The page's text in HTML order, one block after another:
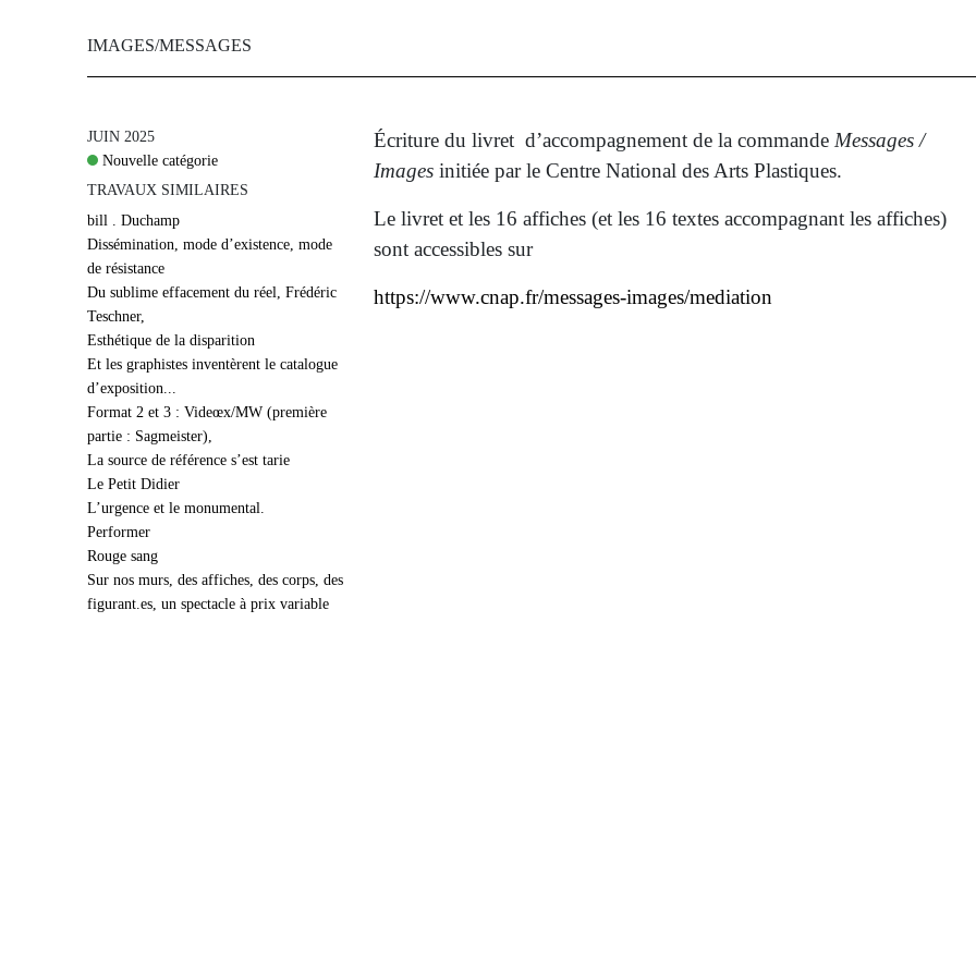
IMAGES/MESSAGES
JUIN 2025
Nouvelle catégorie
TRAVAUX SIMILAIRES
bill . Duchamp
Dissémination, mode d’existence, mode
de résistance
Du sublime effacement du réel, Frédéric
Teschner,
Esthétique de la disparition
Et les graphistes inventèrent le catalogue
d’exposition...
Format 2 et 3 : Videœx/MW (première
partie : Sagmeister),
La source de référence s’est tarie
Le Petit Didier
L’urgence et le monumental.
Performer
Rouge sang
Sur nos murs, des affiches, des corps, des
figurant.es, un spectacle à prix variable
Écriture du livret d’accompagnement de la commande Messages /
Images initiée par le Centre National des Arts Plastiques.
Le livret et les 16 affiches (et les 16 textes accompagnant les affiches)
sont accessibles sur
https://www.cnap.fr/messages-images/mediation